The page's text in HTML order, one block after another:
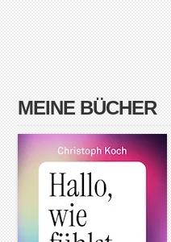
MEINE BÜCHER